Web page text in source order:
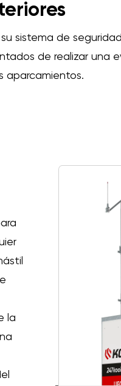
su sistema de
de realizar una
aparcamientos.
la